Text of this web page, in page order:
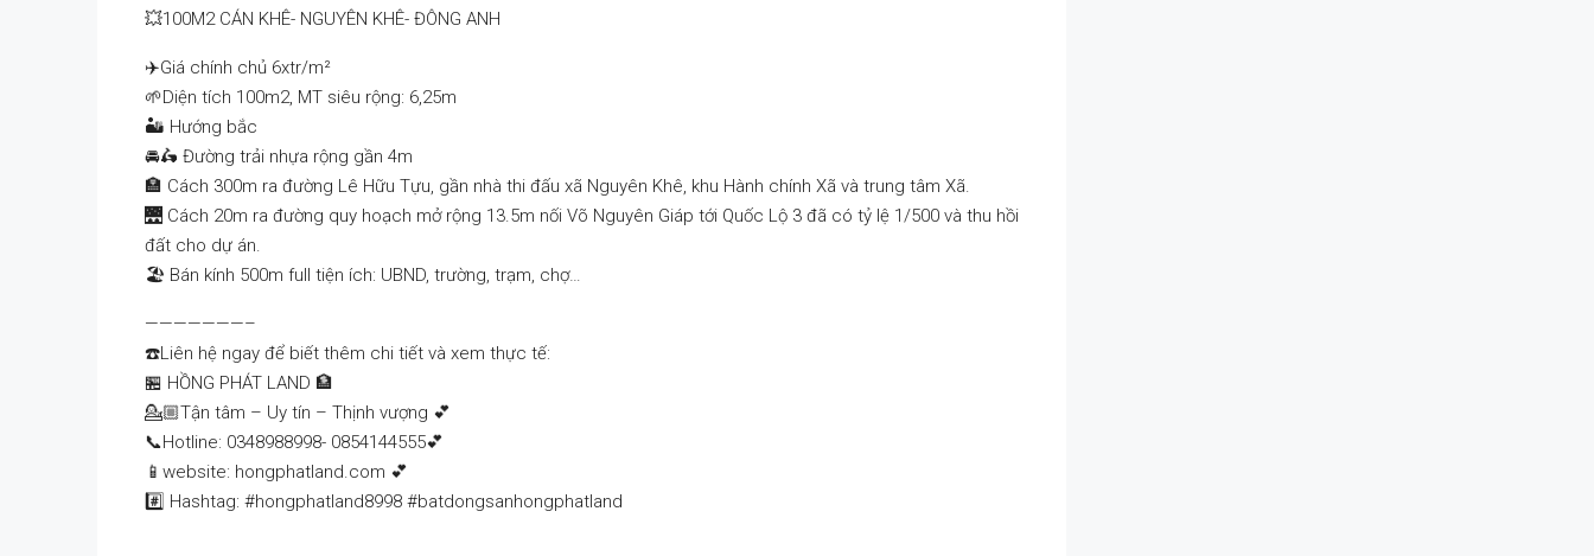
💥100M2 CÁN KHÊ- NGUYÊN KHÊ- ĐÔNG ANH
✈️Giá chính chủ 6xtr/m²
🌱Diện tích 100m2, MT siêu rộng: 6,25m
🏜 Hướng bắc
🚘🛵 Đường trải nhựa rộng gần 4m
🏣 Cách 300m ra đường Lê Hữu Tựu, gần nhà thi đấu xã Nguyên Khê, khu Hành chính Xã và trung tâm Xã.
🌉 Cách 20m ra đường quy hoạch mở rộng 13.5m nối Võ Nguyên Giáp tới Quốc Lộ 3 đã có tỷ lệ 1/500 và thu hồi
đất cho dự án.
🏖 Bán kính 500m full tiện ích: UBND, trường, trạm, chợ…
———————–
☎️Liên hệ ngay để biết thêm chi tiết và xem thực tế:
🏪 HỒNG PHÁT LAND 🏦
💁🏼Tận tâm – Uy tín – Thịnh vượng 💕
📞Hotline: 0348988998- 0854144555💕
📱website: hongphatland.com 💕
#️⃣ Hashtag: #hongphatland8998 #batdongsanhongphatland